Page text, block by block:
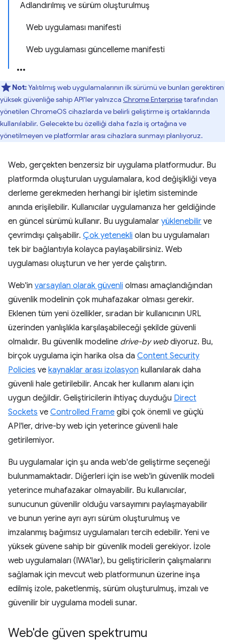
Adlandırılmış ve sürüm oluşturulmuş
Web uygulaması manifesti
Web uygulaması güncelleme manifesti
Not:Yalıtılmış web uygulamalarının ilk sürümü ve bunları gerektiren
yüksek güvenliğe sahip API'ler yalnızca Chrome Enterprisetarafından
yönetilen ChromeOS cihazlarda ve belirli geliştirme iş ortaklarında
kullanılabilir. Gelecekte bu özelliği daha fazla iş ortağına ve
yönetilmeyen ve platformlar arası cihazlara sunmayı planlıyoruz.
Web, gerçekten benzersiz bir uygulama platformudur. Bu
platformda oluşturulan uygulamalara, kod değişikliği veya
derleme gerekmeden herhangi bir işletim sisteminde
anında erişilebilir. Kullanıcılar uygulamanıza her geldiğinde
en güncel sürümü kullanır. Bu uygulamalar yüklenebilir ve
çevrimdışı çalışabilir. Çok yetenekli olan bu uygulamaları
tek bir bağlantıyla kolayca paylaşabilirsiniz. Web
uygulaması oluşturun ve her yerde çalıştırın.
Web'in varsayılan olarak güvenli olması amaçlandığından
güvenlik modelinin çok muhafazakar olması gerekir.
Eklenen tüm yeni özellikler, sıradan bir kullanıcının URL
üzerinden yanlışlıkla karşılaşabileceği şekilde güvenli
olmalıdır. Bu güvenlik modeline drive-by webdiyoruz. Bu,
birçok uygulama için harika olsa da Content Security
Policies ve kaynaklar arası izolasyon kullanılarak daha
güvenli hale getirilebilir. Ancak her kullanım alanı için
uygun değildir. Geliştiricilerin ihtiyaç duyduğu Direct
Sockets ve Controlled Frame gibi çok önemli ve güçlü
API'ler, drive-by web için yeterince güvenli hale
getirilemiyor.
Bu uygulamalar için şu anda web'de geliştirme seçeneği
bulunmamaktadır. Diğerleri için ise web'in güvenlik modeli
yeterince muhafazakar olmayabilir. Bu kullanıcılar,
sunucunun güvenilir olduğu varsayımını paylaşmayabilir
ve bunun yerine ayrı ayrı sürüm oluşturulmuş ve
imzalanmış bağımsız uygulamaları tercih edebilir. Yeni ve
yüksek güvene sahip bir güvenlik modeli gerekiyor. İzole
web uygulamaları (IWA'lar), bu geliştiricilerin çalışmalarını
sağlamak için mevcut web platformunun üzerine inşa
edilmiş izole, paketlenmiş, sürüm oluşturulmuş, imzalı ve
güvenilir bir uygulama modeli sunar.
Web'de güven spektrumu